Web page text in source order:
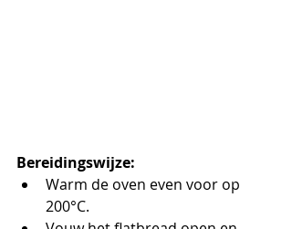
Bereidingswijze:
Warm de oven even voor op
200°C.